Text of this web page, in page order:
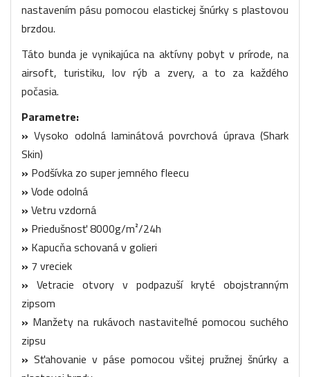
nastavením pásu pomocou elastickej šnúrky s plastovou
brzdou.
Táto bunda je vynikajúca na aktívny pobyt v prírode, na
airsoft, turistiku, lov rýb a zvery, a to za každého
počasia.
Parametre:
»Vysoko odolná laminátová povrchová úprava (Shark
Skin)
» Podšívka zo super jemného fleecu
» Vode odolná
» Vetru vzdorná
» Priedušnosť 8000g/m²/24h
» Kapucňa schovaná v golieri
» 7 vreciek
» Vetracie otvory v podpazuší kryté obojstranným
zipsom
» Manžety na rukávoch nastaviteľné pomocou suchého
zipsu
» Sťahovanie v páse pomocou všitej pružnej šnúrky a